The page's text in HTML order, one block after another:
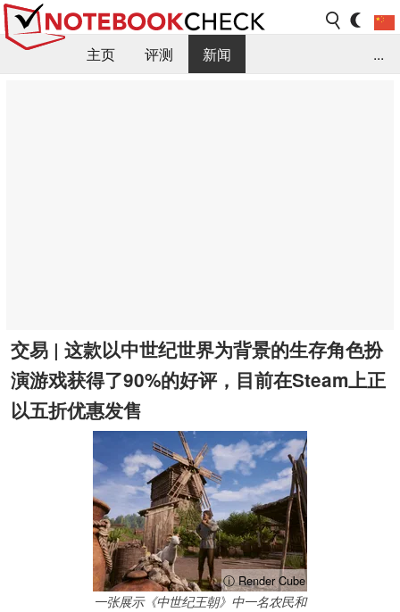
主页 评测
新闻
...
交易 | 这款以中世纪世界为背景的生存角色扮
演游戏获得了90%的好评，目前在Steam上正
以五折优惠发售
ⓘ Render Cube
一张展示《中世纪王朝》中一名农民和